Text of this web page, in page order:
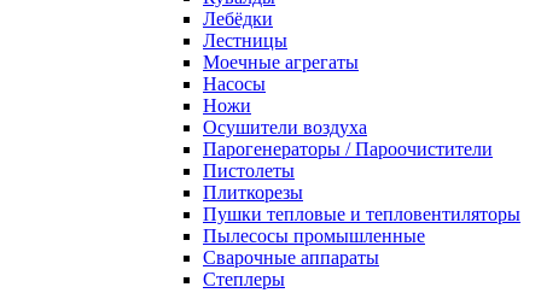
Лебёдки
Лестницы
Моечные агрегаты
Насосы
Ножи
Осушители воздуха
Парогенераторы / Пароочистители
Пистолеты
Плиткорезы
Пушки тепловые и тепловентиляторы
Пылесосы промышленные
Сварочные аппараты
Степлеры